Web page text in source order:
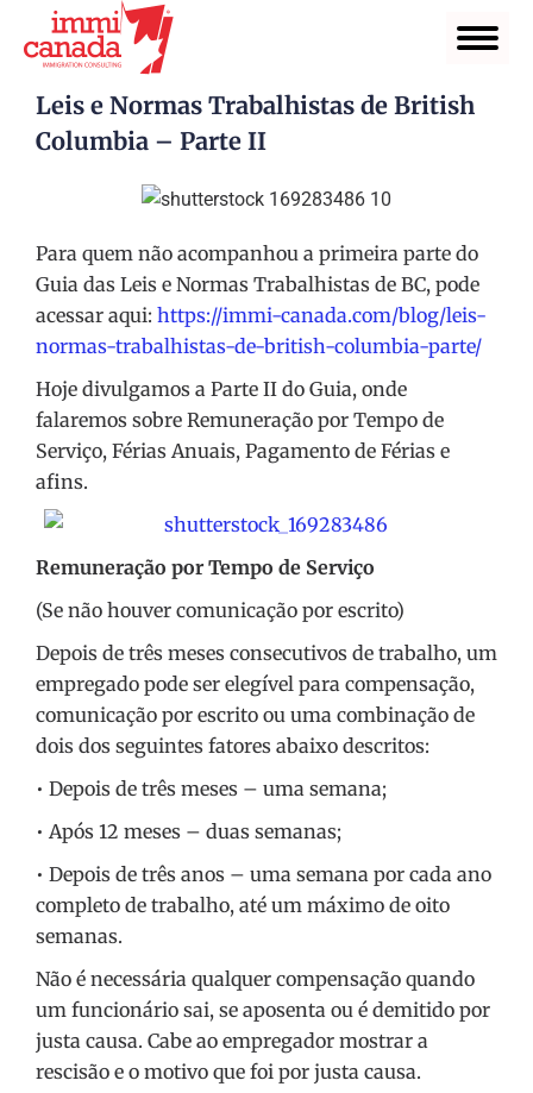
Leis e Normas Trabalhistas de British
Columbia – Parte II
Para quem não acompanhou a primeira parte do
Guia das Leis e Normas Trabalhistas de BC, pode
acessar aqui: https://immi-canada.com/blog/leis-
normas-trabalhistas-de-british-columbia-parte/
Hoje divulgamos a Parte II do Guia, onde
falaremos sobre Remuneração por Tempo de
Serviço, Férias Anuais, Pagamento de Férias e
afins.
Remuneração por Tempo de Serviço
(Se não houver comunicação por escrito)
Depois de três meses consecutivos de trabalho, um
empregado pode ser elegível para compensação,
comunicação por escrito ou uma combinação de
dois dos seguintes fatores abaixo descritos:
• Depois de três meses – uma semana;
• Após 12 meses – duas semanas;
• Depois de três anos – uma semana por cada ano
completo de trabalho, até um máximo de oito
semanas.
Não é necessária qualquer compensação quando
um funcionário sai, se aposenta ou é demitido por
justa causa. Cabe ao empregador mostrar a
rescisão e o motivo que foi por justa causa.